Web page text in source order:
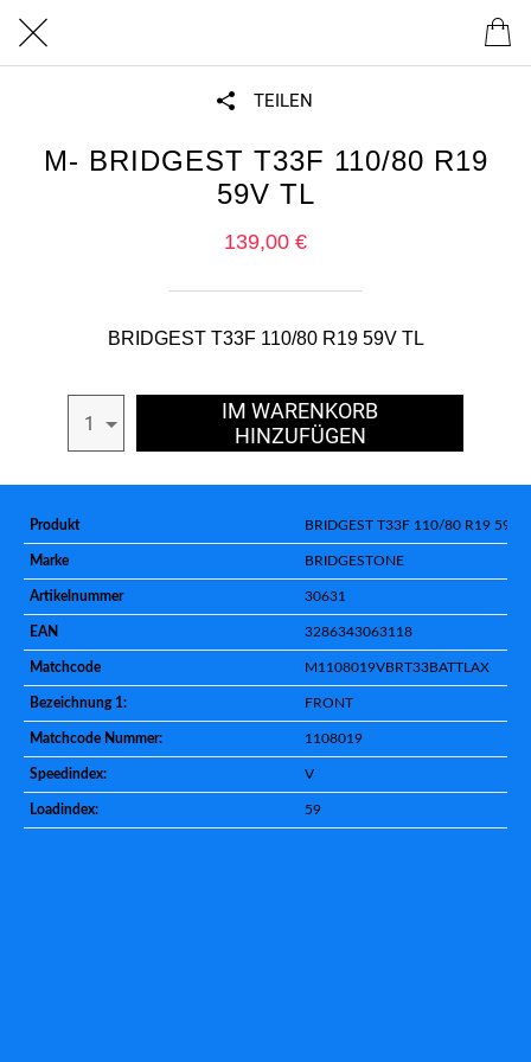
TEILEN
M- BRIDGEST T33F 110/80 R19
59V TL
139,00 €
BRIDGEST T33F 110/80 R19 59V TL
1
IM WARENKORB
HINZUFÜGEN
Produkt BRIDGEST T33F 110/80 R19 59V
Marke BRIDGESTONE
Artikelnummer 30631
EAN 3286343063118
Matchcode M1108019VBRT33BATTLAX
Bezeichnung 1: FRONT
Matchcode Nummer: 1108019
Speedindex: V
Loadindex: 59